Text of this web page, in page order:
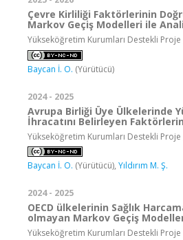
Çevre Kirliliği Faktörlerinin
Markov Geçiş Modelleri ile
Yükseköğretim Kurumları Destekli Proje
Baycan İ. O. (Yürütücü)
2024 - 2025
Avrupa Birliği Üye Ülkelerinde
İhracatını Belirleyen
Yükseköğretim Kurumları Destekli Proje
Baycan İ. O. (Yürütücü), Yıldırım M. Ş.
2024 - 2025
OECD ülkelerinin Sağlık
olmayan Markov Geçiş
Yükseköğretim Kurumları Destekli Proje